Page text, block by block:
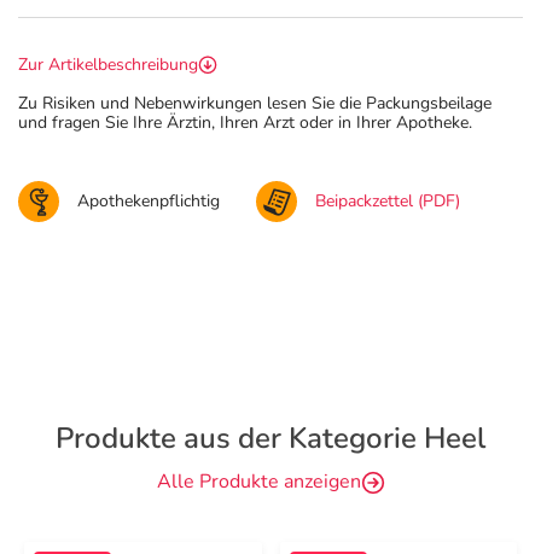
Zur Artikelbeschreibung
Zu Risiken und Nebenwirkungen lesen Sie die Packungsbeilage
und fragen Sie Ihre Ärztin, Ihren Arzt oder in Ihrer Apotheke.
Apothekenpflichtig Beipackzettel (PDF)
Produkte aus der Kategorie Heel
Alle Produkte anzeigen